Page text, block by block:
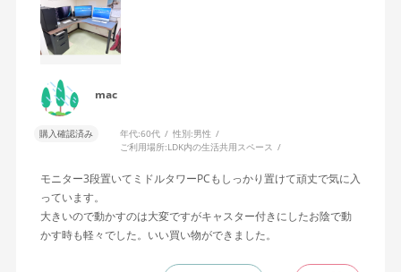
mac
購入確認済み 年代:60代 性別:男性
ご利用場所:LDK内の生活共用スペース
モニター3段置いてミドルタワーPCもしっかり置けて頑丈で気に入
っています。
大きいので動かすのは大変ですがキャスター付きにしたお陰で動
かす時も軽々でした。いい買い物ができました。